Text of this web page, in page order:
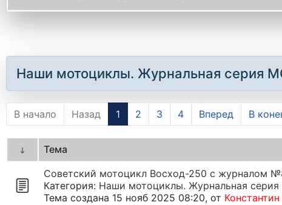
Наши мотоциклы. Журнальная серия
В начало Назад 1 2 3 4 Вперед В
Тема
Советский мотоцикл Восход-250 с журналом
Категория: Наши мотоциклы. Журнальная
Тема создана 15 нояб 2025 08:20, от